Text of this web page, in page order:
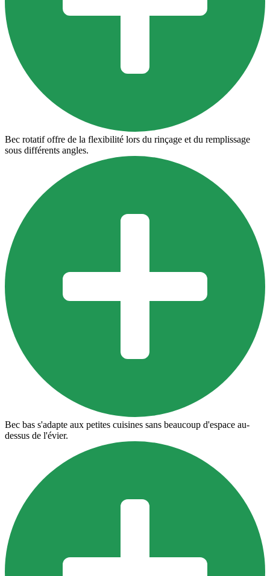
Bec rotatif offre de la flexibilité lors du rinçage et du remplissage
sous différents angles.
Bec bas s'adapte aux petites cuisines sans beaucoup d'espace au-
dessus de l'évier.